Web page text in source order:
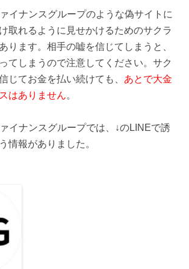
イナンスグループのような偽サイトに
取れるように見せかけるためのサクラ
ります。相手の嘘を信じてしまうと、
てしまうので注意してください。サク
じてお金を払い続けても、 あとで大金
はありません。
イナンスグループでは、↓のLINEで誘
情報がありました。